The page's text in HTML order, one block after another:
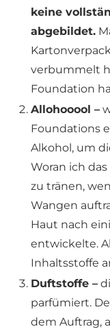
keine
abgebildet.
verbummelt
Foundation
Allohooool –
Foundations
Alkohol, um
Woran ich
zu tränen,
Wangen
Haut nach
entwickelte.
Inhaltsstoffe
Duftstoffe –
parfümiert.
dem Auftrag,